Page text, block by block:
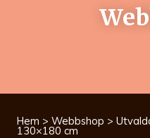
Hem > Webbshop >
130×180 cm